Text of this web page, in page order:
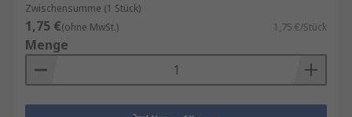
Zwischensumme (1 Stück)
1,75 €(ohne MwSt.) 1,75 €/Stück
Menge